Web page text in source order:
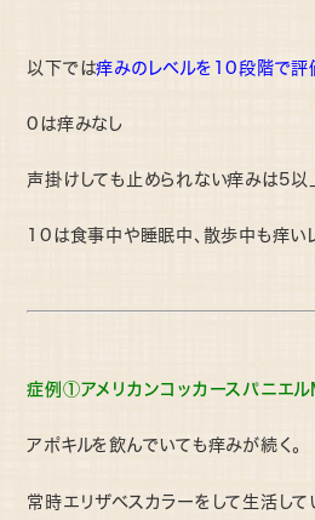
以下では痒みのレベルを10段階で評
0は痒みなし
声掛けしても止められない痒みは5以
10は食事中や睡眠中、散歩中も痒い
症例①アメリカンコッカースパニ
アポキルを飲んでいても痒みが続く。
常時エリザベスカラーをして生活して